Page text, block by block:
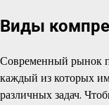
Виды
Современный рынок
каждый из которых
различных задач.